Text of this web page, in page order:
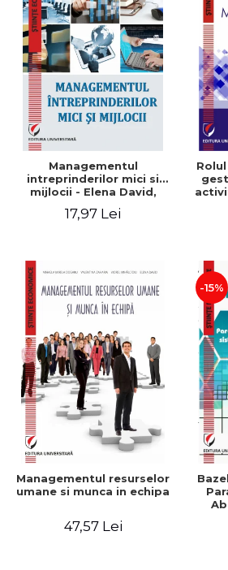
Managementul
intreprinderilor mici si
mijlocii - Elena David,
Roxana Carmen Ionescu,
17,97 Lei
Managementul resurselor
umane si munca in echipa
47,57 Lei
-15%